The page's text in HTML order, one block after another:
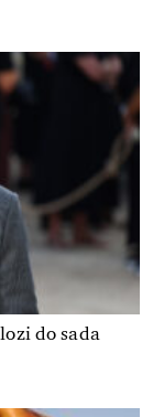
do sada